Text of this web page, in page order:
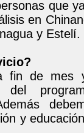
que
en
y Estelí.
fin de mes
del
y